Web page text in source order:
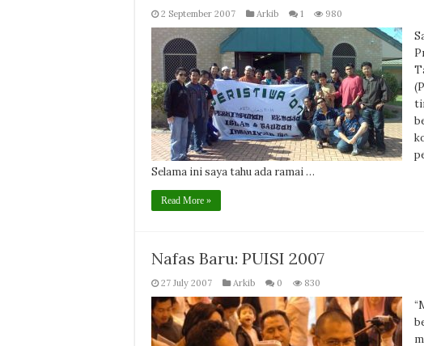
2 September 2007 Arkib 1 980
Selama ini saya tahu ada ramai …
Read More »
Nafas Baru: PUISI 2007
27 July 2007 Arkib 0 830